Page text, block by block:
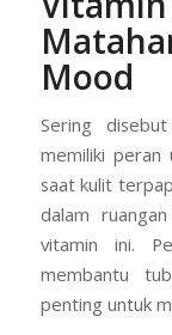
Mood
Sering
memiliki peran
saat kulit
dalam
vitamin ini.
membantu
penting untuk